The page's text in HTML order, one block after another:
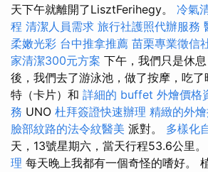
天下午就離開了LisztFerihegy。 冷氣
程 清潔人員需求 旅行社護照代辦服務
柔嫩光彩 台中推拿推薦 苗栗專業徵信
家清潔300元方案 下午，我們只是休
後，我們去了游泳池，做了按摩，吃
特（卡片）和 詳細的 buffet 外燴價格
務 UNO 杜拜簽證快速辦理 精緻的外
臉部紋路的法令紋醫美 派對。 多樣化
天，13號星期六，當天行程53.6公里。
理 每天晚上我都有一個奇怪的嗜好。